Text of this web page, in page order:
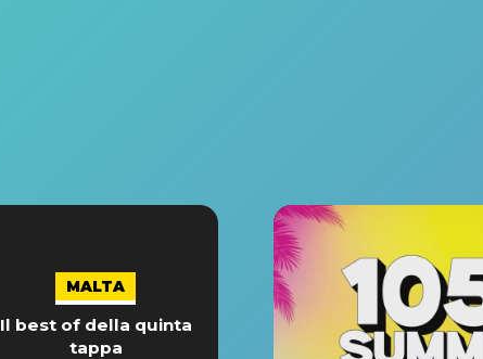
MALTA
Il best of della quinta
tappa